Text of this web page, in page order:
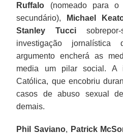
Ruffalo (nomeado para
secundário),
Michael
Stanley Tucci
investigação
argumento encherá as
media um pilar social. A
Católica, que encobriu
casos de abuso sexual
demais.
Phil Saviano, Patrick